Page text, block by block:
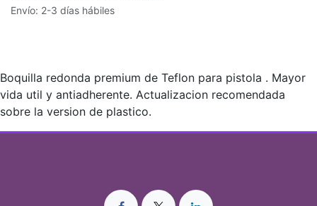
Envío: 2-3 días hábiles
Boquilla redonda premium de Teflon para pistola . Mayor
vida util y antiadherente. Actualizacion recomendada
sobre la version de plastico.